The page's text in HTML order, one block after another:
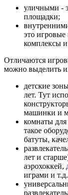
уличными -
площадки;
это игровые
комплексы и
Отличаются
можно выделить
детские
лет. Тут
машинки и
комнаты для
такое
батуты,
лет и
аэрохоккей,
играми и т.д.